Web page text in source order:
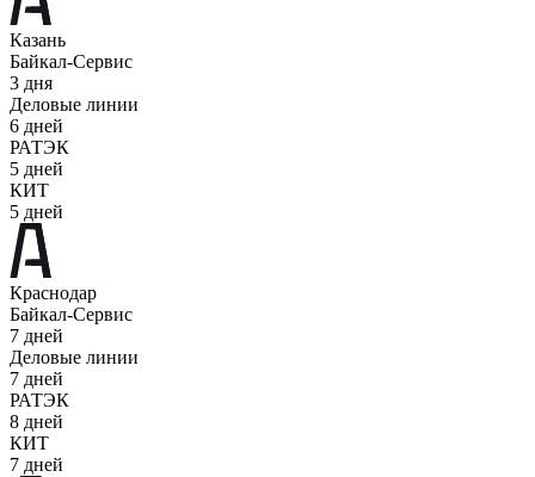
Казань
Байкал-Сервис
3 дня
Деловые линии
6 дней
РАТЭК
5 дней
КИТ
5 дней
Краснодар
Байкал-Сервис
7 дней
Деловые линии
7 дней
РАТЭК
8 дней
КИТ
7 дней